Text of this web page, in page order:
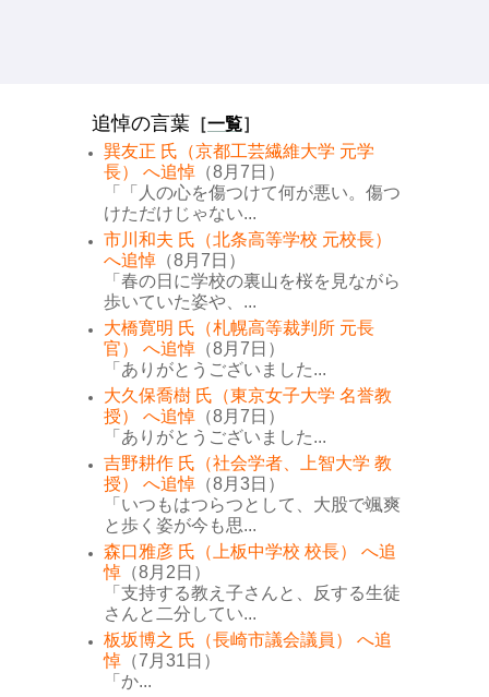
追悼の言葉 ［一覧］
巽友正 氏（京都工芸繊維大学 元学
長） へ追悼 （8月7日）
「「人の心を傷つけて何が悪い。傷つ
けただけじゃない...
市川和夫 氏（北条高等学校 元校長）
へ追悼 （8月7日）
「春の日に学校の裏山を桜を見ながら
歩いていた姿や、...
大橋寛明 氏（札幌高等裁判所 元長
官） へ追悼 （8月7日）
「ありがとうございました...
大久保喬樹 氏（東京女子大学 名誉教
授） へ追悼 （8月7日）
「ありがとうございました...
吉野耕作 氏（社会学者、上智大学 教
授） へ追悼 （8月3日）
「いつもはつらつとして、大股で颯爽
と歩く姿が今も思...
森口雅彦 氏（上板中学校 校長） へ追
悼 （8月2日）
「支持する教え子さんと、反する生徒
さんと二分してい...
板坂博之 氏（長崎市議会議員） へ追
悼 （7月31日）
「か...